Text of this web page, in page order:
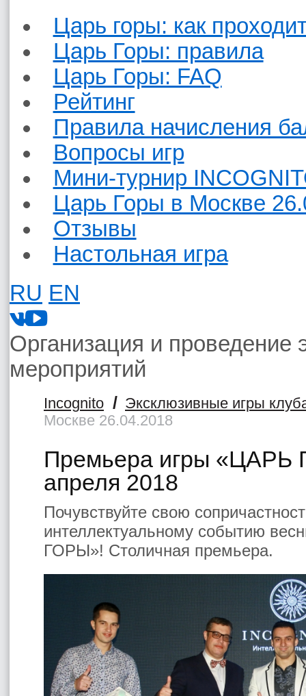
Царь горы: как
Царь Горы: правила
Царь Горы: FAQ
Рейтинг
Правила начисления
Вопросы игр
Мини-турнир
Царь Горы в Москве
Отзывы
Настольная игра
RU EN
Организация и проведение
мероприятий
Incognito / Эксклюзивные игры
Москве 26.04.2018
Премьера игры «ЦАРЬ
апреля 2018
Почувствуйте свою
интеллектуальному событию
ГОРЫ»! Столичная премьера.